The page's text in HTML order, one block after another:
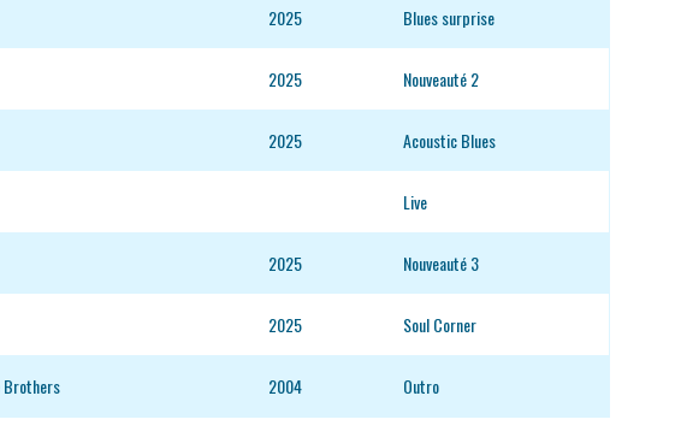
2025 Blues surprise
2025 Nouveauté 2
2025 Acoustic Blues
Live
2025 Nouveauté 3
2025 Soul Corner
Brothers 2004 Outro